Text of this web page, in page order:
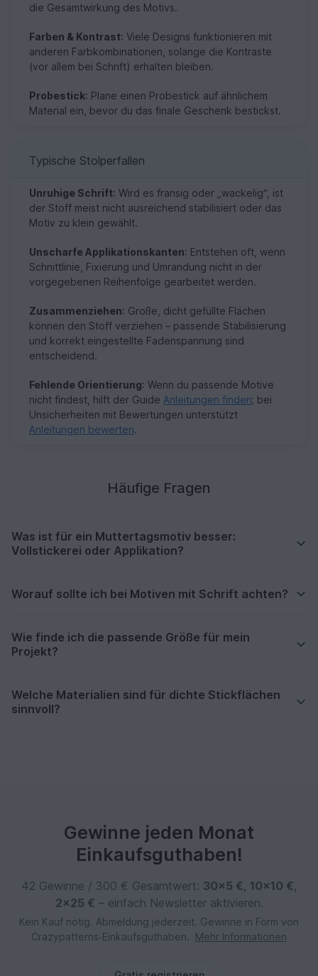
die Gesamtwirkung des Motivs.
Farben & Kontrast: Viele Designs funktionieren mit
anderen Farbkombinationen, solange die Kontraste
(vor allem bei Schrift) erhalten bleiben.
Probestick: Plane einen Probestick auf ähnlichem
Material ein, bevor du das finale Geschenk bestickst.
Typische Stolperfallen
Unruhige Schrift: Wird es fransig oder „wackelig“, ist
der Stoff meist nicht ausreichend stabilisiert oder das
Motiv zu klein gewählt.
Unscharfe Applikationskanten: Entstehen oft, wenn
Schnittlinie, Fixierung und Umrandung nicht in der
vorgegebenen Reihenfolge gearbeitet werden.
Zusammenziehen: Große, dicht gefüllte Flächen
können den Stoff verziehen – passende Stabilisierung
und korrekt eingestellte Fadenspannung sind
entscheidend.
Fehlende Orientierung: Wenn du passende Motive
nicht findest, hilft der Guide Anleitungen finden; bei
Unsicherheiten mit Bewertungen unterstützt
Anleitungen bewerten.
Häufige Fragen
Was ist für ein Muttertagsmotiv besser:
Vollstickerei oder Applikation?
Worauf sollte ich bei Motiven mit Schrift achten?
Wie finde ich die passende Größe für mein
Projekt?
Welche Materialien sind für dichte Stickflächen
sinnvoll?
Gewinne jeden Monat
Einkaufsguthaben!
42 Gewinne / 300 € Gesamtwert: 30×5 €, 10×10 €,
2×25 € – einfach Newsletter aktivieren.
Kein Kauf nötig. Abmeldung jederzeit. Gewinne in Form von
Crazypatterns‑Einkaufsguthaben.
Mehr Informationen